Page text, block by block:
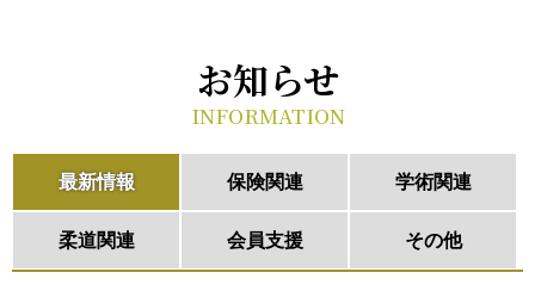
お知らせ
INFORMATION
最新情報 保険関連 学術関連
柔道関連 会員支援 その他